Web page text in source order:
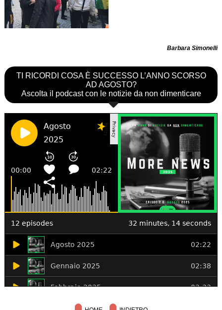
Barbara Simonelli
TI RICORDI COSA È SUCCESSO L’ANNO SCORSO
AD AGOSTO?
Ascolta il podcast con le notizie da non dimenticare